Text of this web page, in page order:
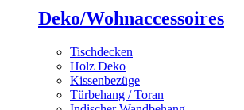
Deko/Wohnaccessoires
Tischdecken
Holz Deko
Kissenbezüge
Türbehang / Toran